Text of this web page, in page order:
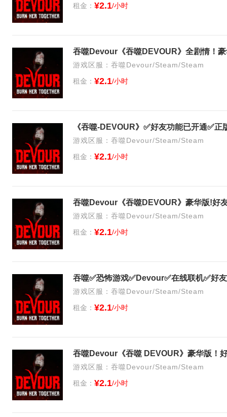
租金： ¥2.1/小时
吞噬Devour《吞噬DEVOUR》全剧情！
游戏区服：吞噬Devour/Steam/Steam
租金： ¥2.1/小时
《吞噬-DEVOUR》✅好友功能已开通✅正
游戏区服：吞噬Devour/Steam/Steam
租金： ¥2.1/小时
吞噬Devour《吞噬DEVOUR》豪华版!好
游戏区服：吞噬Devour/Steam/Steam
租金： ¥2.1/小时
吞噬✅恐怖游戏✅Devour✅在线联机✅好
游戏区服：吞噬Devour/Steam/Steam
租金： ¥2.1/小时
吞噬Devour《吞噬 DEVOUR》豪华版！
游戏区服：吞噬Devour/Steam/Steam
租金： ¥2.1/小时